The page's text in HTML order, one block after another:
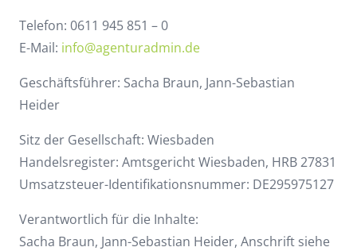
Telefon: 0611 945 851 – 0
E-Mail: info@agenturadmin.de
Geschäftsführer: Sacha Braun, Jann-Sebastian
Heider
Sitz der Gesellschaft: Wiesbaden
Handelsregister: Amtsgericht Wiesbaden, HRB 27831
Umsatzsteuer-Identifikationsnummer: DE295975127
Verantwortlich für die Inhalte:
Sacha Braun, Jann-Sebastian Heider, Anschrift siehe